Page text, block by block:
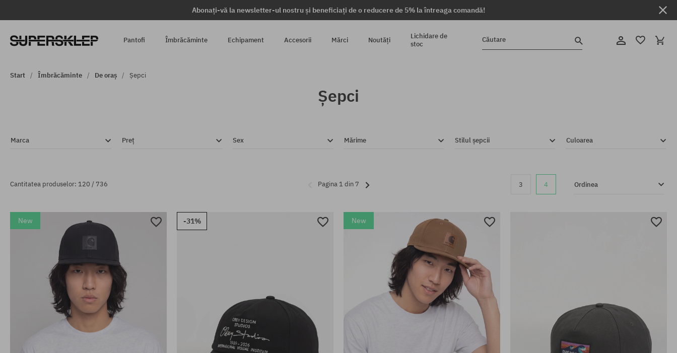
Abonați-vă la newsletter-ul nostru și beneficiați de o reducere de 5% la întreaga comandă!
Pantofi Îmbrăcăminte Echipament Accesorii Mărci Noutăți
Lichidare de
stoc
Căutare
Start Îmbrăcăminte De oraș Șepci
Șepci
Marca Preț Sex Mărime Stilul șepcii Culoarea
Cantitatea produselor: 120 / 736 Pagina 1 din 7 3 4 Ordinea
New -31% New